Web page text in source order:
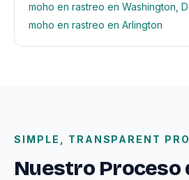
moho en rastreo en Washington,
moho en rastreo en Arlington
SIMPLE, TRANSPARENT
Nuestro Proceso